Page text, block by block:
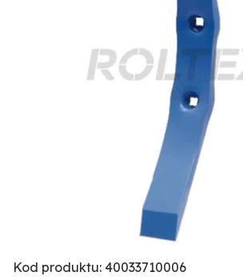
Kod produktu: 40033710006